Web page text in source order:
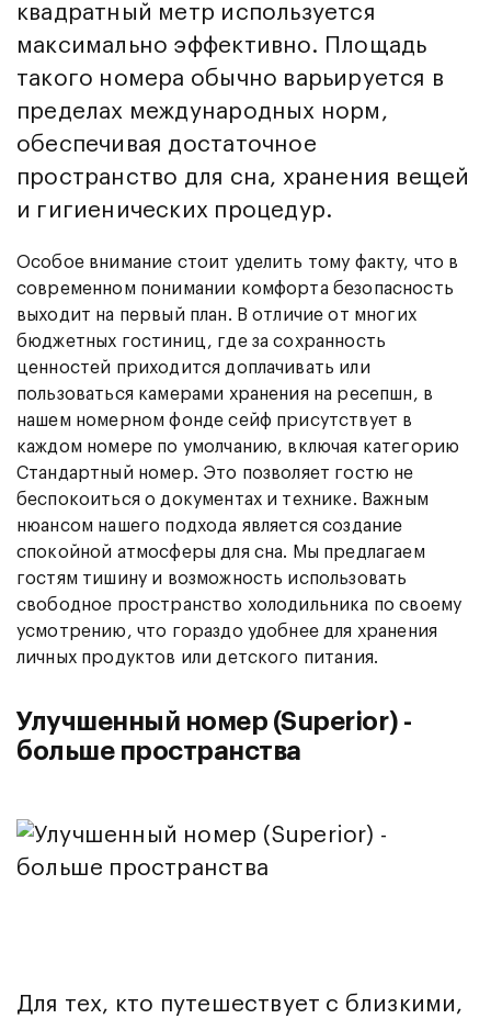
квадратный метр используется
максимально эффективно. Площадь
такого номера обычно варьируется в
пределах международных норм,
обеспечивая достаточное
пространство для сна, хранения вещей
и гигиенических процедур.
Особое внимание стоит уделить тому факту, что в
современном понимании комфорта безопасность
выходит на первый план. В отличие от многих
бюджетных гостиниц, где за сохранность
ценностей приходится доплачивать или
пользоваться камерами хранения на ресепшн, в
нашем номерном фонде сейф присутствует в
каждом номере по умолчанию, включая категорию
Стандартный номер. Это позволяет гостю не
беспокоиться о документах и технике. Важным
нюансом нашего подхода является создание
спокойной атмосферы для сна. Мы предлагаем
гостям тишину и возможность использовать
свободное пространство холодильника по своему
усмотрению, что гораздо удобнее для хранения
личных продуктов или детского питания.
Улучшенный номер (Superior) -
больше пространства
Для тех, кто путешествует с близкими,